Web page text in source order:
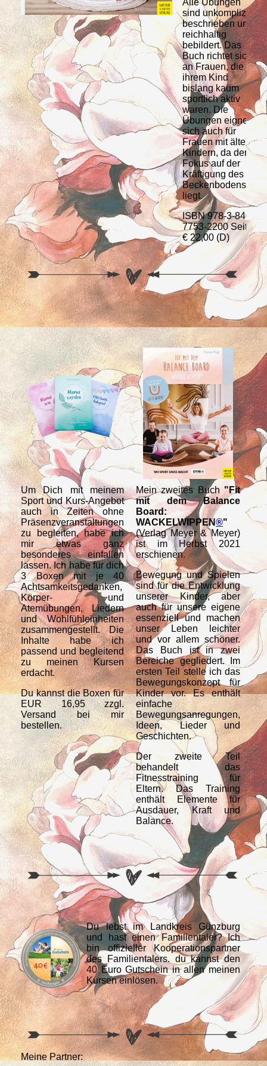
Alle Übungen
sind unkompliziert
beschrieben und
reichhaltig
bebildert. Das
Buch richtet sich
an Frauen, die mit
ihrem Kind
bislang kaum
sportlich aktiv
waren. Die
Übungen eignen
sich auch für
Frauen mit älteren
Kindern, da der
Fokus auf der
Kräftigung des
Beckenbodens
liegt.
ISBN 978-3-8403-
7753-2200 Seiten
€ 22,00 (D)
Um Dich mit meinem
Sport und Kurs-Angebot
auch in Zeiten ohne
Präsenzveranstaltungen
zu begleiten, habe ich
mir etwas ganz
besonderes einfallen
lassen. Ich habe für dich
3 Boxen mit je 40
Achtsamkeitsgedanken,
Körper- und
Atemübungen, Liedern
und Wohlfühleinheiten
zusammengestellt. Die
Inhalte habe ich
passend und begleitend
zu meinen Kursen
erdacht.
Du kannst die Boxen für
EUR 16,95 zzgl.
Versand bei mir
bestellen.
Mein zweites Buch "Fit
mit dem Balance
Board:
WACKELWIPPEN®"
(Verlag Meyer & Meyer)
ist im Herbst 2021
erschienen.
Bewegung und Spielen
sind für die Entwicklung
unserer Kinder, aber
auch für unsere eigene
essenziell und machen
unser Leben leichter
und vor allem schöner.
Das Buch ist in zwei
Bereiche gegliedert. Im
ersten Teil stelle ich das
Bewegungskonzept für
Kinder vor. Es enthält
einfache
Bewegungsanregungen,
Ideen, Lieder und
Geschichten.
Der zweite Teil
behandelt das
Fitnesstraining für
Eltern. Das Training
enthält Elemente für
Ausdauer, Kraft und
Balance.
Dir
Du lebst im Landkreis Günzburg
und hast einen Familientaler? Ich
bin offizieller Kooperationspartner
des Familientalers. du kannst den
40 Euro Gutschein in allen meinen
Kursen einlösen.
Meine Partner: